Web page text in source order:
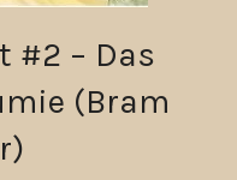
#2 – Das
(Bram